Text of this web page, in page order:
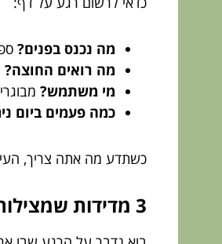
מה נכנס בפנים?
מה רואים החוצה?
מי משתמש?
כמה פעמים ביום
כשתדע מה אתה צריך,
3 מדידות שמצילות אותך מטעויות יפות